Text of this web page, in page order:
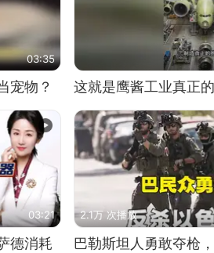
03:35
宠物？ 这就是鹰酱工业真正
03:21
德消耗
2.1万 次播放
巴勒斯坦人勇敢夺枪